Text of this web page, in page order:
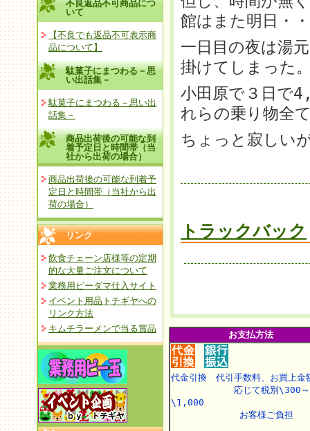
不良返品不可商品につ
いて
【不良でも返品不可表示商
品について】
駄菓子にまつわる－思
い出話集－
駄菓子にまつわる－思い出
話集－
商品出荷後の可能な到
着予定日と時間帯（当
社から出荷の場合）
商品出荷後の可能な到着予
定日と時間帯（当社から出
荷の場合）
リンク
飲食チェーン店様等の定期
的な大量ご注文について
業務用ビーダマ仕入サイト
イベント用品トチギヤへの
リンク方法
キムチラーメンで当る賞品
館はまた明日・
一日目の夜は湯
掛けてしまった
小田原で３日で
れらの乗り物全
ちょっと寂しい
トラックバック
お支払方法
代金引換 代引手数料、お買上金
応じて税別\300～
\1,000
お客様ご負担